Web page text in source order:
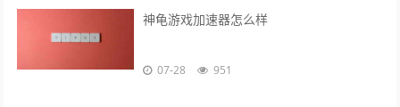
神龟游戏加速器怎么样
07-28 951